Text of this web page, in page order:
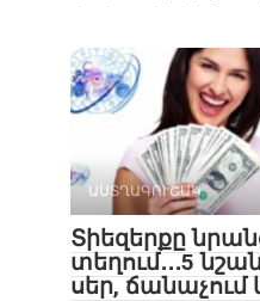
ԱՍՏՂԱԳՈՒՇԱԿ
Տիեզերքը
տեղում․․․5
սեր, ճանաչում